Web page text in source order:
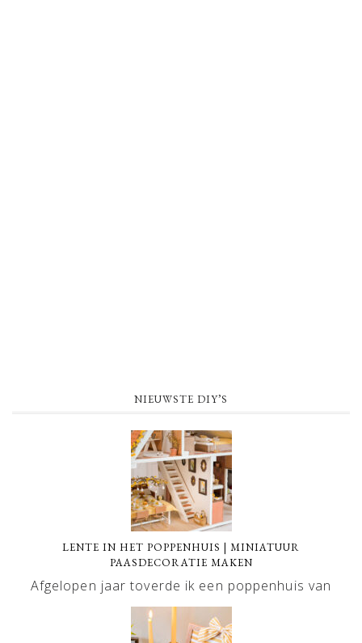
NIEUWSTE DIY’S
LENTE IN HET POPPENHUIS | MINIATUUR
PAASDECORATIE MAKEN
Afgelopen jaar toverde ik een poppenhuis van